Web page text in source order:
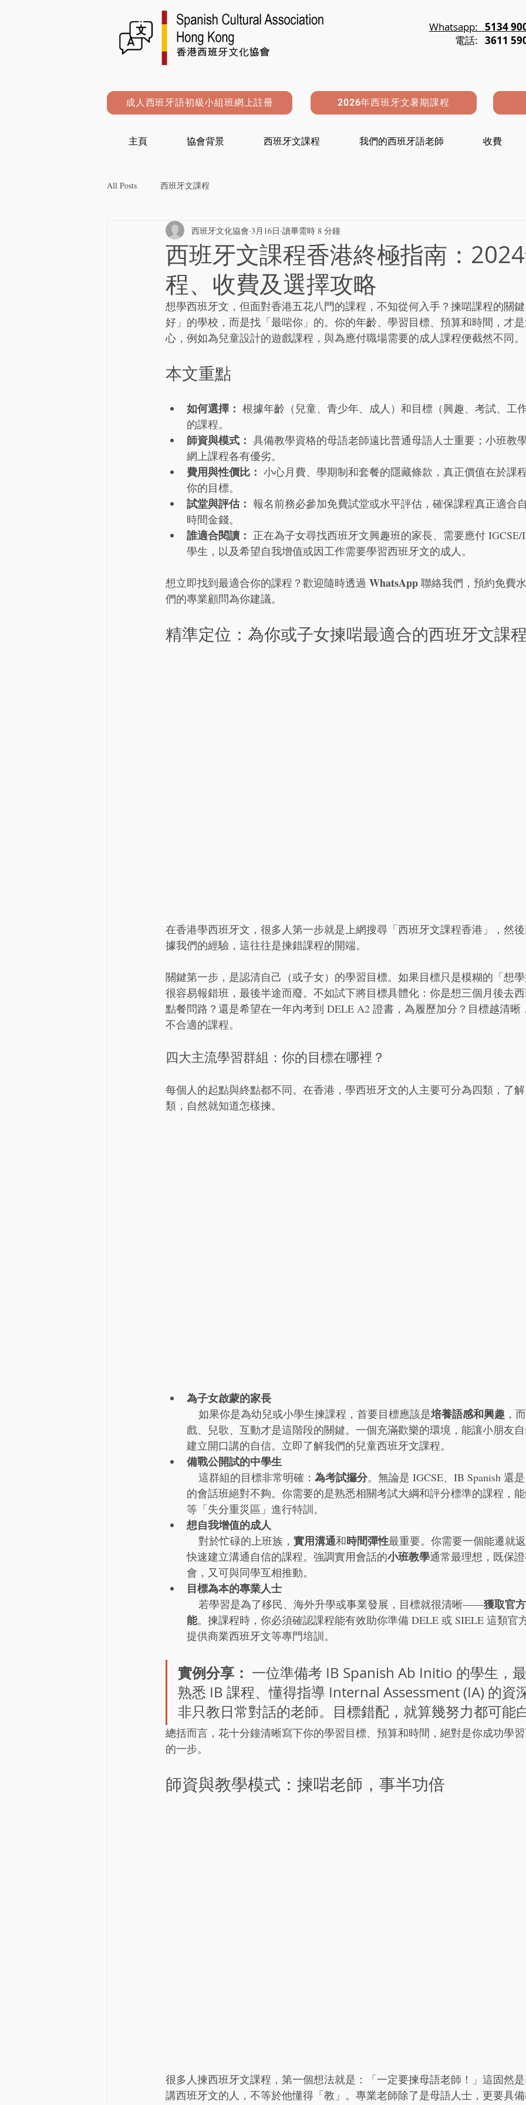
Whatsapp: 5134
電話: 3611
成人西班牙語初級小組班網上註冊 2026年西班牙文暑期課程
主頁 協會背景 西班牙文課程 我們的西班牙語老師 收費
All Posts 西班牙文課程
西班牙文課程香港終極指南：
程、收費及選擇攻略
西班牙文化協會 3月16日 讀畢需時 8 分鐘
想學西班牙文，但面對香港五花八門的課程，不知從何入手？揀啱課程的關
好」的學校，而是找「最啱你」的。你的年齡、學習目標、預算和時間，才
心，例如為兒童設計的遊戲課程，與為應付職場需要的成人課程便截然不同。
本文重點
如何選擇： 根據年齡（兒童、青少年、成人）和目標（興趣、考試、工
的課程。
師資與模式： 具備教學資格的母語老師遠比普通母語人士重要；小班教
網上課程各有優劣。
費用與性價比： 小心月費、學期制和套餐的隱藏條款，真正價值在於課
你的目標。
試堂與評估： 報名前務必參加免費試堂或水平評估，確保課程真正適合
時間金錢。
誰適合閱讀： 正在為子女尋找西班牙文興趣班的家長、需要應付 IGCSE/
學生，以及希望自我增值或因工作需要學習西班牙文的成人。
想立即找到最適合你的課程？歡迎隨時透過 WhatsApp 聯絡我們，預約免費
們的專業顧問為你建議。
精準定位：為你或子女揀啱最適合的西班牙文課程
在香港學西班牙文，很多人第一步就是上網搜尋「西班牙文課程香港」，然
據我們的經驗，這往往是揀錯課程的開端。
關鍵第一步，是認清自己（或子女）的學習目標。如果目標只是模糊的「想學
很容易報錯班，最後半途而廢。不如試下將目標具體化：你是想三個月後去
點餐問路？還是希望在一年內考到 DELE A2 證書，為履歷加分？目標越清晰
不合適的課程。
四大主流學習群組：你的目標在哪裡？
每個人的起點與終點都不同。在香港，學西班牙文的人主要可分為四類，了
類，自然就知道怎樣揀。
為子女啟蒙的家長
    如果你是為幼兒或小學生揀課程，首要目標應該是
培養語感和興趣 ，
戲、兒歌、互動才是這階段的關鍵。一個充滿歡樂的環境，能讓小朋友自
建立開口講的自信。立即了解我們的兒童西班牙文課程。
備戰公開試的中學生
    這群組的目標非常明確：
為考試攞分。無論是 IGCSE、IB Spanish 還
的會話班絕對不夠。你需要的是熟悉相關考試大綱和評分標準的課程，
等「失分重災區」進行特訓。
想自我增值的成人
    對於忙碌的上班族，
實用溝通和時間彈性最重要。你需要一個能遷就
快速建立溝通自信的課程。強調實用會話的小班教學通常最理想，既保
會，又可與同學互相推動。
目標為本的專業人士
    若學習是為了移民、海外升學或事業發展，目標就很清晰——
獲取官
能。揀課程時，你必須確認課程能有效助你準備 DELE 或 SIELE 這類官
提供商業西班牙文等專門培訓。
實例分享： 一位準備考 IB Spanish Ab Initio 的學生，
熟悉 IB 課程、懂得指導 Internal Assessment (IA) 的資
非只教日常對話的老師。目標錯配，就算幾努力都可能
總括而言，花十分鐘清晰寫下你的學習目標、預算和時間，絕對是你成功學
的一步。
師資與教學模式：揀啱老師，事半功倍
很多人揀西班牙文課程，第一個想法就是：「一定要揀母語老師！」這固然
講西班牙文的人，不等於他懂得「教」。專業老師除了是母語人士，更要具